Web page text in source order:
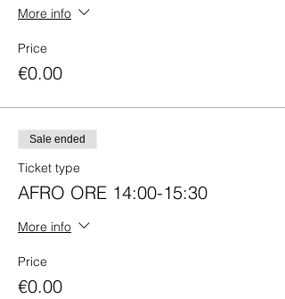
More info
Price
€0.00
Sale ended
Ticket type
AFRO ORE 14:00-15:30
More info
Price
€0.00